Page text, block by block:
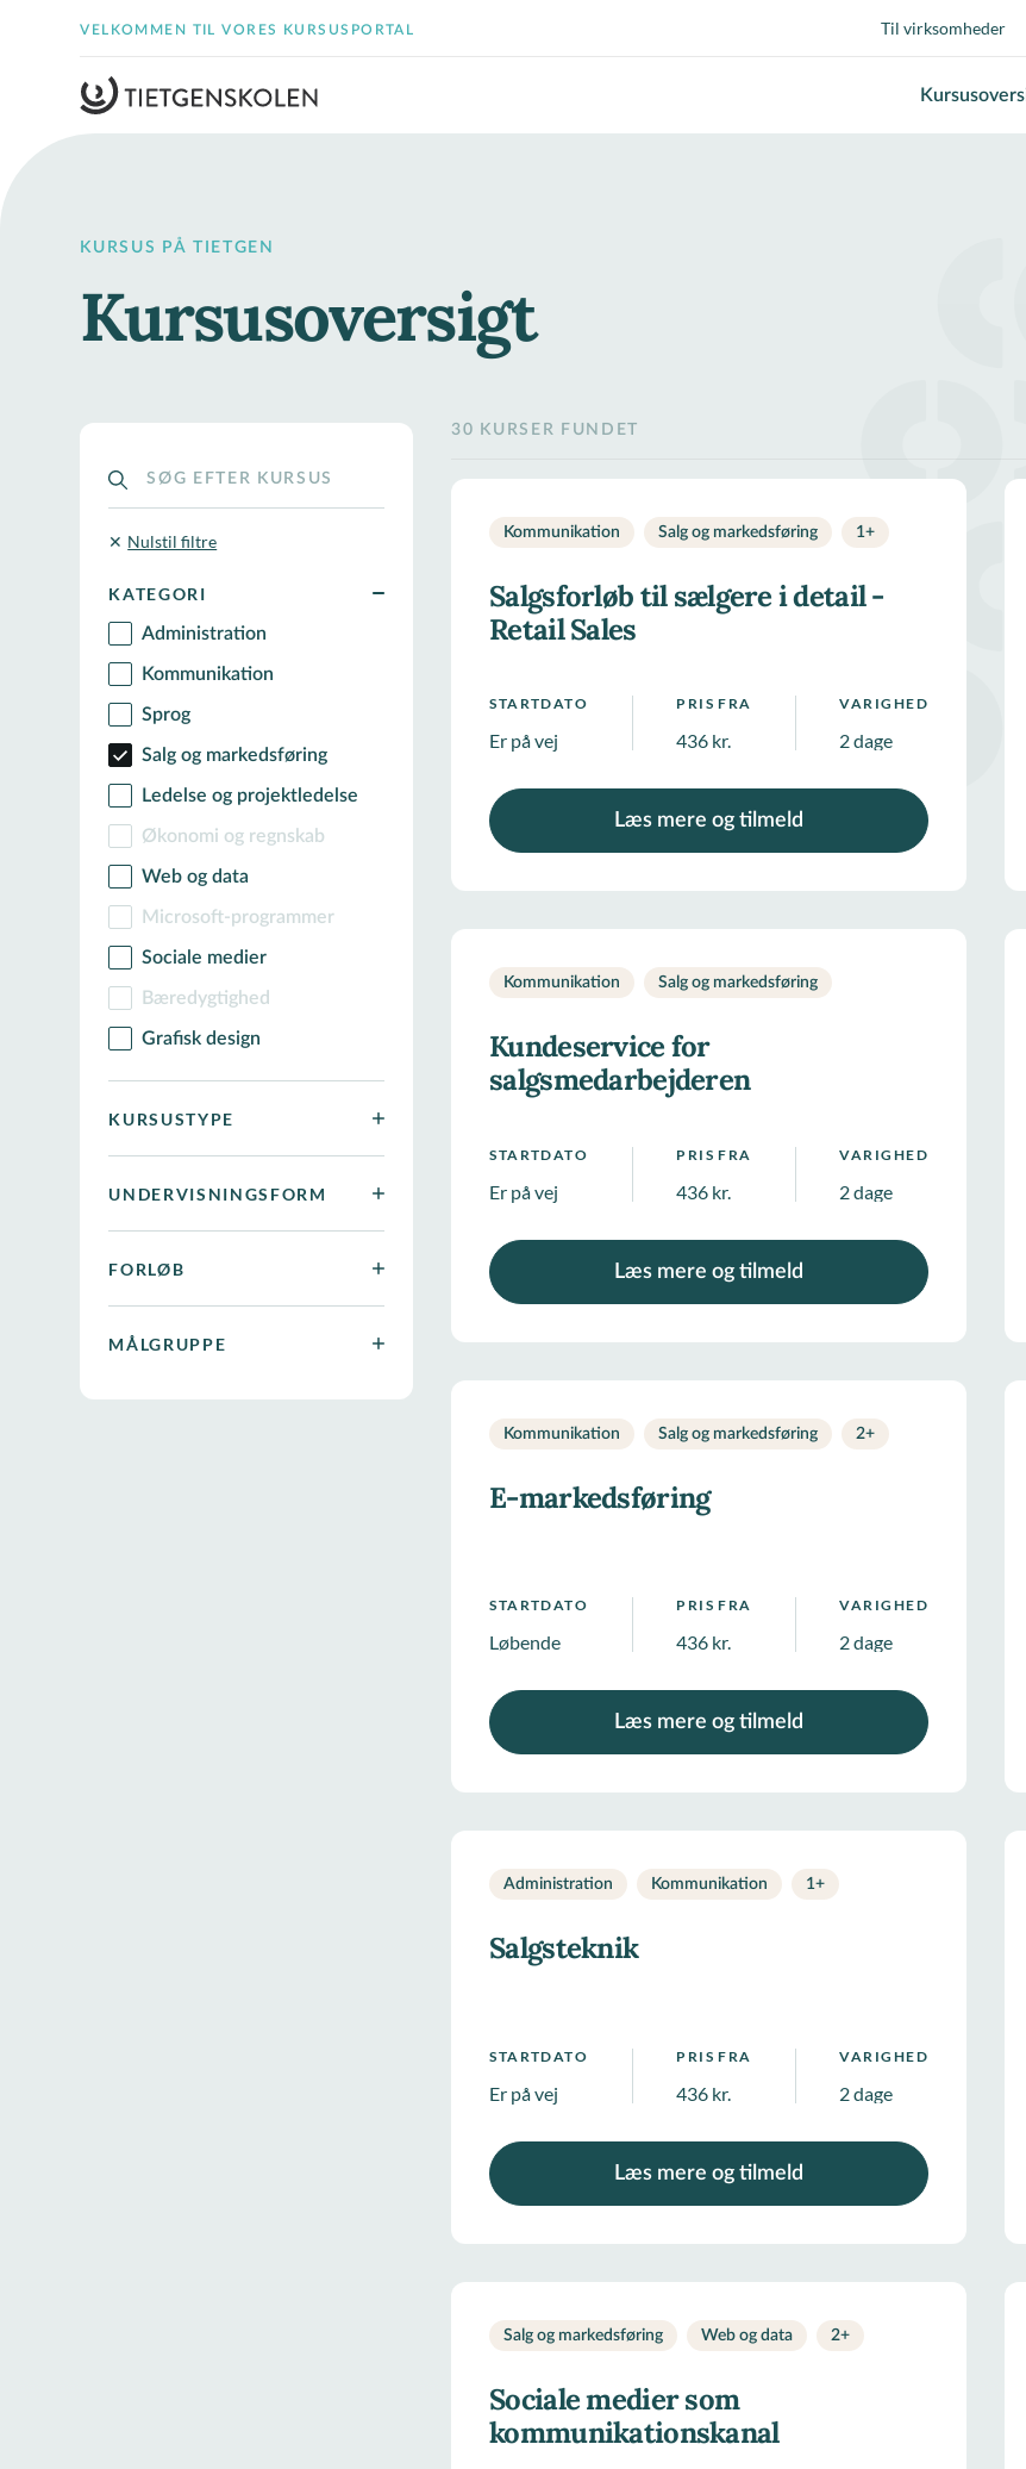
VELKOMMEN TIL VORES KURSUSPORTAL Til virksomheder
KURSUS PÅ TIETGEN
Kursusoversigt
Nulstil filtre
KATEGORI
Administration
Kommunikation
Sprog
Salg og markedsføring
Ledelse og projektledelse
Økonomi og regnskab
Web og data
Microsoft-programmer
Sociale medier
Bæredygtighed
Grafisk design
KURSUSTYPE
UNDERVISNINGSFORM
FORLØB
MÅLGRUPPE
30 KURSER FUNDET
Kommunikation Salg og markedsføring 1+
Salgsforløb til sælgere i detail -
Retail Sales
STARTDATO
Er på vej
PRIS FRA
436 kr.
VARIGHED
2 dage
Læs mere og tilmeld
Kommunikation Salg og markedsføring
Kundeservice for
salgsmedarbejderen
STARTDATO
Er på vej
PRIS FRA
436 kr.
VARIGHED
2 dage
Læs mere og tilmeld
Kommunikation Salg og markedsføring 2+
E-markedsføring
STARTDATO
Løbende
PRIS FRA
436 kr.
VARIGHED
2 dage
Læs mere og tilmeld
Administration Kommunikation 1+
Salgsteknik
STARTDATO
Er på vej
PRIS FRA
436 kr.
VARIGHED
2 dage
Læs mere og tilmeld
Salg og markedsføring Web og data 2+
Sociale medier som
kommunikationskanal